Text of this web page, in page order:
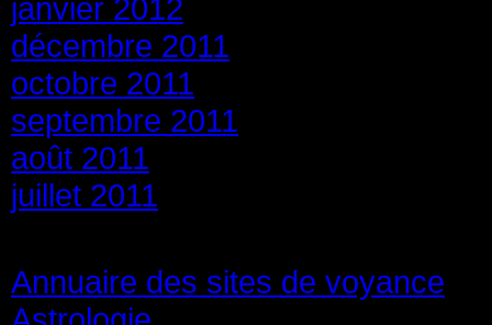
janvier 2012
décembre 2011
octobre 2011
septembre 2011
août 2011
juillet 2011
Annuaire des sites de voyance